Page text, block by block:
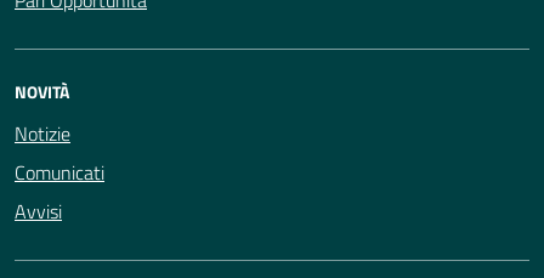
NOVITÀ
Notizie
Comunicati
Avvisi